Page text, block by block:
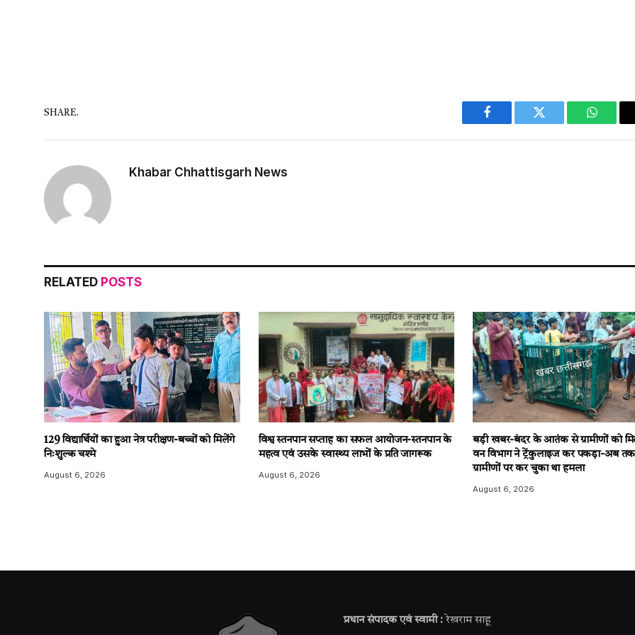
SHARE.
Facebook Twitter
Khabar Chhattisgarh News
RELATED POSTS
129 विद्यार्थियों का हुआ नेत्र परीक्षण-बच्चों को मिलेंगे
निःशुल्क चश्मे
August 6, 2026
विश्व स्तनपान सप्ताह का सफल आयोजन-स्तनपान के
महत्व एवं उसके स्वास्थ्य लाभों के प्रति जागरूक
August 6, 2026
बड़ी खबर-बंदर के आतंक से ग्रामीणों को
वन विभाग ने ट्रेंकुलाइज कर पकड़ा-अब
ग्रामीणों पर कर चुका था हमला
August 6, 2026
प्रधान संपादक एवं स्वामी : रेखराम साहू